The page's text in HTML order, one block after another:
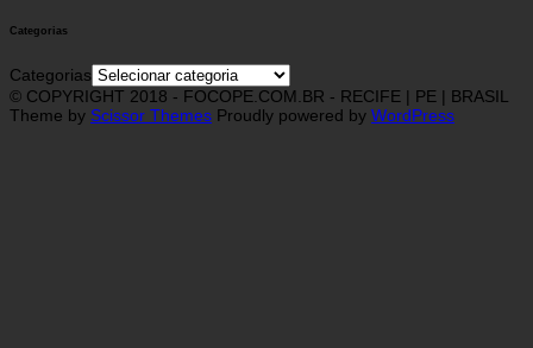
Categorias
Categorias
© COPYRIGHT 2018 - FOCOPE.COM.BR - RECIFE | PE | BRASIL
Theme by Scissor Themes Proudly powered by WordPress